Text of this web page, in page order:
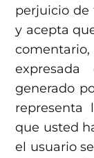
perjuicio de
y acepta
generado
representa
que usted
el usuario